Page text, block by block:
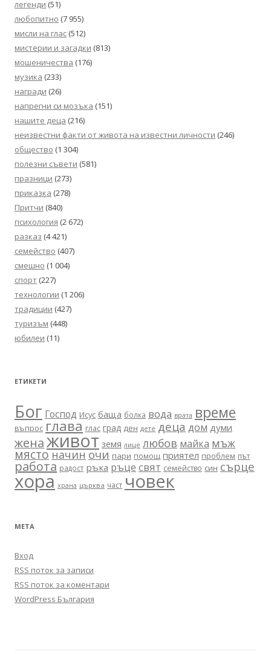
легенди (51)
любопитно (7 955)
мисли на глас (512)
мистерии и загадки (813)
мошеничества (176)
музика (233)
награди (26)
напрегни си мозъка (151)
нашите деца (216)
неизвестни факти от живота на известни личности (246)
общество (1 304)
полезни съвети (581)
празници (273)
приказка (278)
Притчи (840)
психология (2 672)
разказ (4 421)
семейство (407)
смешно (1 004)
спорт (227)
технологии (1 206)
традиции (427)
туризъм (448)
юбилеи (11)
ЕТИКЕТИ
Бог Господ Исус баща болка вода врата време
въпрос глава глас град ден дете деца дом думи
женаживот земя лице любов майка мъж
мястоначиночи пари помощ приятел проблем път
работа радост ръка ръце свят семейство син сърце
хора храна църква част човек
МЕТА
Вход
RSS поток за записи
RSS поток за коментари
WordPress България